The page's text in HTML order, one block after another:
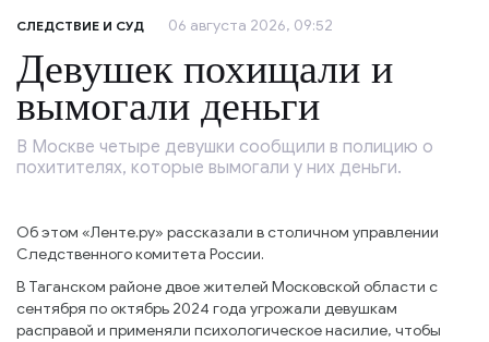
СЛЕДСТВИЕ И СУД 06 августа 2026, 09:52
Девушек похищали и
вымогали деньги
В Москве четыре девушки сообщили в полицию о
похитителях, которые вымогали у них деньги.
Об этом «Ленте.ру» рассказали в столичном управлении
Следственного комитета России.
В Таганском районе двое жителей Московской области с
сентября по октябрь 2024 года угрожали девушкам
расправой и применяли психологическое насилие, чтобы